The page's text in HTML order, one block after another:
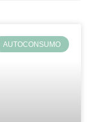
AUTOCONSUMO